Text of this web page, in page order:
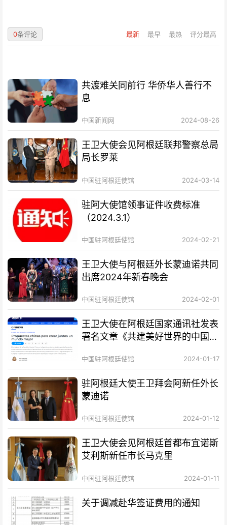
最新 最早 最热 评分最高
0条评论
共渡难关同前行 华侨华人善行不
息
中国新闻网 2024-08-26
王卫大使会见阿根廷联邦警察总局
局长罗莱
中国驻阿根廷使馆 2024-03-14
驻阿大使馆领事证件收费标准
（2024.3.1）
中国驻阿根廷使馆 2024-02-21
王卫大使与阿根廷外长蒙迪诺共同
出席2024年新春晚会
中国驻阿根廷使馆 2024-02-01
王卫大使在阿根廷国家通讯社发表
署名文章《共建美好世界的中国方
中国驻阿根廷使馆 2024-01-17
驻阿根廷大使王卫拜会阿新任外长
蒙迪诺
中国驻阿根廷使馆 2024-01-12
王卫大使会见阿根廷首都布宜诺斯
艾利斯新任市长马克里
中国驻阿根廷使馆 2024-01-11
关于调减赴华签证费用的通知